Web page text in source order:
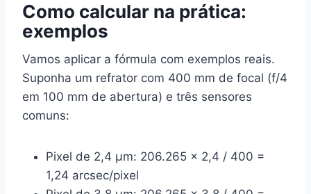
Como calcular na prática:
exemplos
Vamos aplicar a fórmula com exemplos reais.
Suponha um refrator com 400 mm de focal (f/4
em 100 mm de abertura) e três sensores
comuns:
Pixel de 2,4 µm: 206.265 × 2,4 / 400 =
1,24 arcsec/pixel